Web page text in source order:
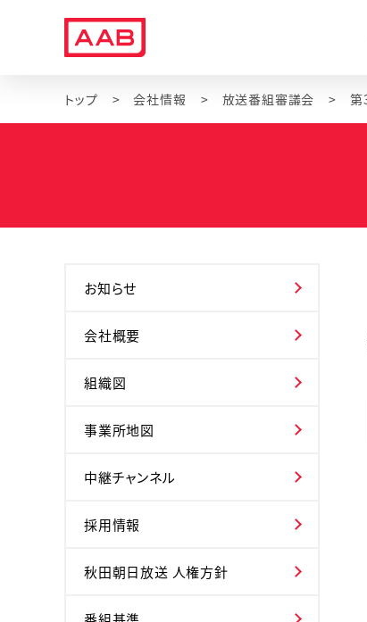
トップ 会社情報 放送番組審議会
お知らせ
会社概要
組織図
事業所地図
中継チャンネル
採用情報
秋田朝日放送 人権方針